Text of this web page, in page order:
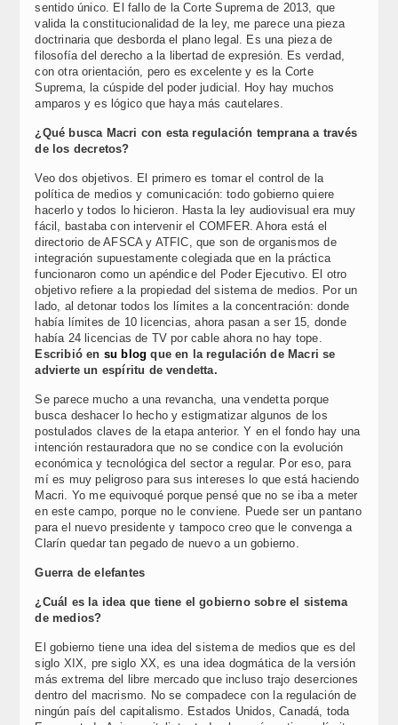
sentido único. El fallo de la Corte Suprema de 2013, que
valida la constitucionalidad de la ley, me parece una pieza
doctrinaria que desborda el plano legal. Es una pieza de
filosofía del derecho a la libertad de expresión. Es verdad,
con otra orientación, pero es excelente y es la Corte
Suprema, la cúspide del poder judicial. Hoy hay muchos
amparos y es lógico que haya más cautelares.
¿Qué busca Macri con esta regulación temprana a través
de los decretos?
Veo dos objetivos. El primero es tomar el control de la
política de medios y comunicación: todo gobierno quiere
hacerlo y todos lo hicieron. Hasta la ley audiovisual era muy
fácil, bastaba con intervenir el COMFER. Ahora está el
directorio de AFSCA y ATFIC, que son de organismos de
integración supuestamente colegiada que en la práctica
funcionaron como un apéndice del Poder Ejecutivo. El otro
objetivo refiere a la propiedad del sistema de medios. Por un
lado, al detonar todos los límites a la concentración: donde
había límites de 10 licencias, ahora pasan a ser 15, donde
había 24 licencias de TV por cable ahora no hay tope.
Escribió en su blog que en la regulación de Macri se
advierte un espíritu de vendetta.
Se parece mucho a una revancha, una vendetta porque
busca deshacer lo hecho y estigmatizar algunos de los
postulados claves de la etapa anterior. Y en el fondo hay una
intención restauradora que no se condice con la evolución
económica y tecnológica del sector a regular. Por eso, para
mí es muy peligroso para sus intereses lo que está haciendo
Macri. Yo me equivoqué porque pensé que no se iba a meter
en este campo, porque no le conviene. Puede ser un pantano
para el nuevo presidente y tampoco creo que le convenga a
Clarín quedar tan pegado de nuevo a un gobierno.
Guerra de elefantes
¿Cuál es la idea que tiene el gobierno sobre el sistema
de medios?
El gobierno tiene una idea del sistema de medios que es del
siglo XIX, pre siglo XX, es una idea dogmática de la versión
más extrema del libre mercado que incluso trajo deserciones
dentro del macrismo. No se compadece con la regulación de
ningún país del capitalismo. Estados Unidos, Canadá, toda